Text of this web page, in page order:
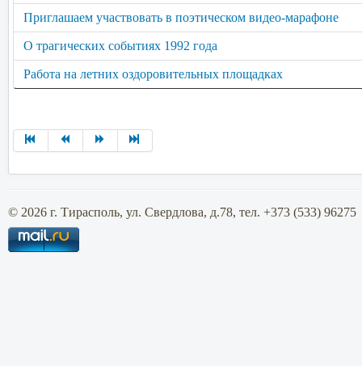
Приглашаем участвовать в поэтическом видео-марафоне
О трагических событиях 1992 года
Работа на летних оздоровительных площадках
© 2026 г. Тирасполь, ул. Свердлова, д.78, тел. +373 (533) 96275